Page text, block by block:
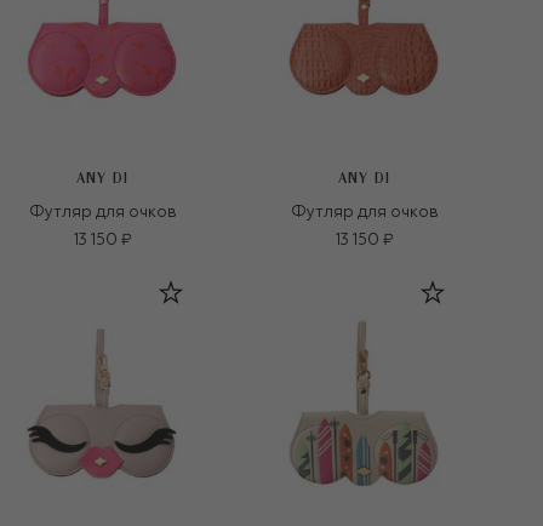
ANY DI
Футляр для очков
13 150 ₽
ANY DI
Футляр для очков
13 150 ₽